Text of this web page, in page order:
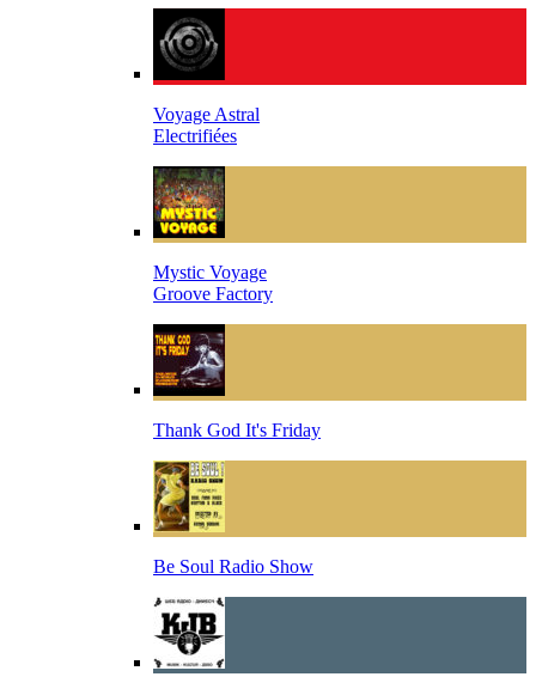
Voyage Astral
Electrifiées
Mystic Voyage
Groove Factory
Thank God It's Friday
Be Soul Radio Show